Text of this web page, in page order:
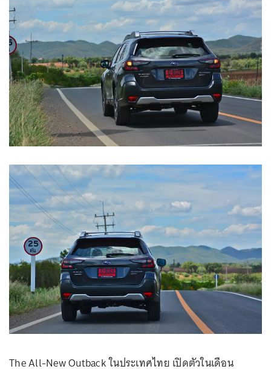
The All-New Outback ในประเทศไทย เปิดตัวในเดือน